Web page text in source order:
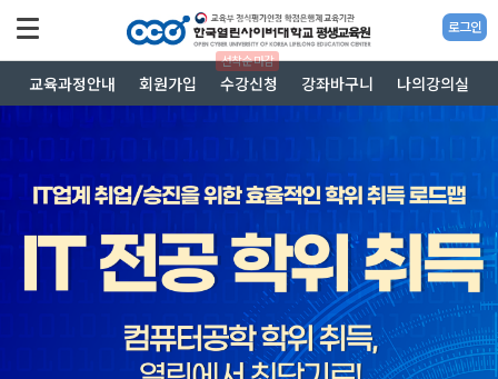
로그인
교육과정안내 회원가입
선착순 마감
수강신청 강좌바구니 나의강의실